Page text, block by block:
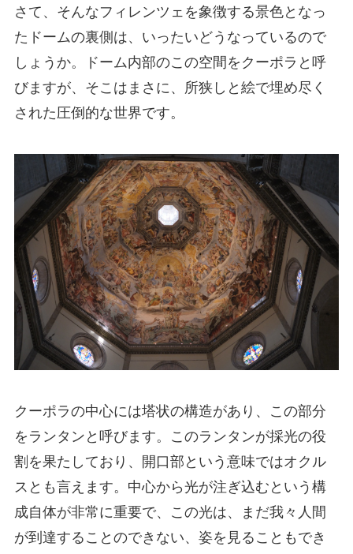
さて、そんなフィレンツェを象徴する景色となっ
たドームの裏側は、いったいどうなっているので
しょうか。ドーム内部のこの空間をクーポラと呼
びますが、そこはまさに、所狭しと絵で埋め尽く
された圧倒的な世界です。
クーポラの中心には塔状の構造があり、この部分
をランタンと呼びます。このランタンが採光の役
割を果たしており、開口部という意味ではオクル
スとも言えます。中心から光が注ぎ込むという構
成自体が非常に重要で、この光は、まだ我々人間
が到達することのできない、姿を見ることもでき